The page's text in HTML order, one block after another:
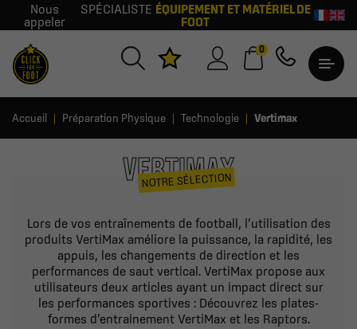
Nous
appeler
SPÉCIALISTE ÉQUIPEMENT ET MATÉRIEL DE
FOOT
0
Accueil Préparation Physique Technologie Vertimax
VERTIMAX
NOTRE SÉLECTION
Lors de vos entraînements de football, l’utilisation des
produits VertiMax améliore la puissance, la rapidité, les
appuis, les changements de direction et les
performances de saut vertical. VertiMax propose aux
utilisateurs deux articles ayant un impact direct sur
les performances sportives : Découvrez les plates-
formes d’entrainement VertiMax et les Raptors.